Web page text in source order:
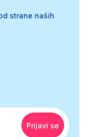
strane naših